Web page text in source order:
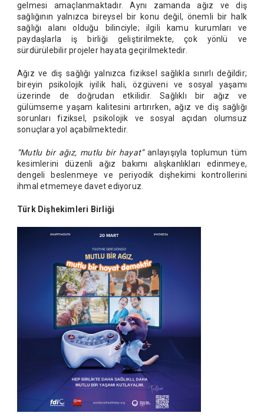
gelmesi amaçlanmaktadır. Aynı zamanda ağız ve diş
sağlığının yalnızca bireysel bir konu değil, önemli bir halk
sağlığı alanı olduğu bilinciyle; ilgili kamu kurumları ve
paydaşlarla iş birliği geliştirilmekte, çok yönlü ve
sürdürülebilir projeler hayata geçirilmektedir.
Ağız ve diş sağlığı yalnızca fiziksel sağlıkla sınırlı değildir;
bireyin psikolojik iyilik hali, özgüveni ve sosyal yaşamı
üzerinde de doğrudan etkilidir. Sağlıklı bir ağız ve
gülümseme yaşam kalitesini artırırken, ağız ve diş sağlığı
sorunları fiziksel, psikolojik ve sosyal açıdan olumsuz
sonuçlara yol açabilmektedir.
“Mutlu bir ağız, mutlu bir hayat”anlayışıyla toplumun tüm
kesimlerini düzenli ağız bakımı alışkanlıkları edinmeye,
dengeli beslenmeye ve periyodik dişhekimi kontrollerini
ihmal etmemeye davet ediyoruz.
Türk Dişhekimleri Birliği